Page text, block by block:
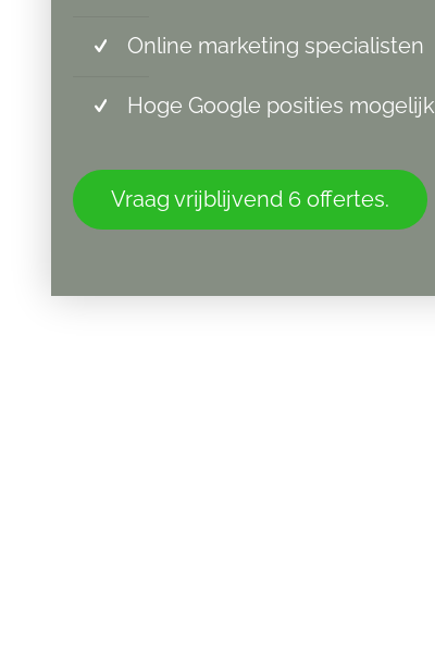
Online marketing specialisten
Hoge Google posities mogelijk
Vraag vrijblijvend 6 offertes.